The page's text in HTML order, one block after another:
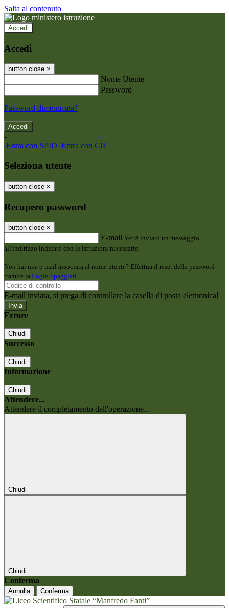
Salta al contenuto
Accedi
Accedi
button close ×
Nome Utente
Password
Password dimenticata?
-
Entra con SPID Entra con CIE
Seleziona utente
button close ×
Recupero password
button close ×
E-mail Verrà inviato un messaggio
all'indirizzo indicato con le istruzioni necessarie.
Non hai una e-mail associata al nome utente? Effettua il reset della password
tramite la Login Spaggiari
E-mail inviata, si prega di controllare la casella di posta elettronica!
Errore
Chiudi
Successo
Chiudi
Informazione
Chiudi
Attendere...
Attendere il completamento dell'operazione...
Chiudi
Chiudi
Conferma
Annulla Conferma